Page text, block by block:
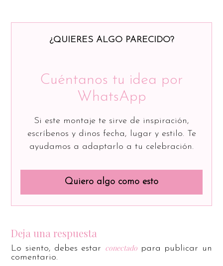
¿QUIERES ALGO PARECIDO?
Cuéntanos tu idea por
WhatsApp
Si este montaje te sirve de inspiración,
escríbenos y dinos fecha, lugar y estilo. Te
ayudamos a adaptarlo a tu celebración.
Quiero algo como esto
Deja una respuesta
Lo siento, debes estar conectadopara publicar un
comentario.